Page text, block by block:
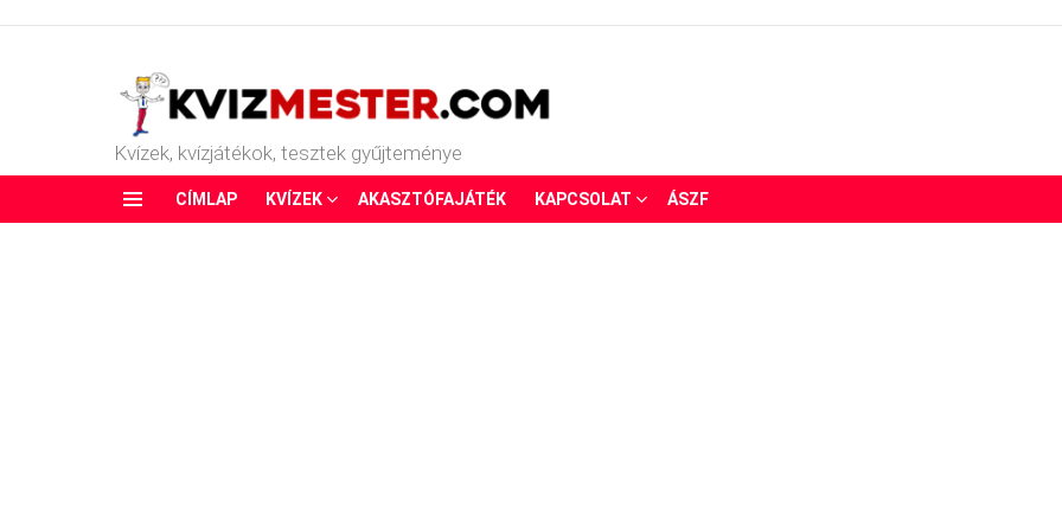
Kvízek, kvízjátékok, tesztek gyűjteménye
CÍMLAP KVÍZEK AKASZTÓFAJÁTÉK KAPCSOLAT ÁSZF